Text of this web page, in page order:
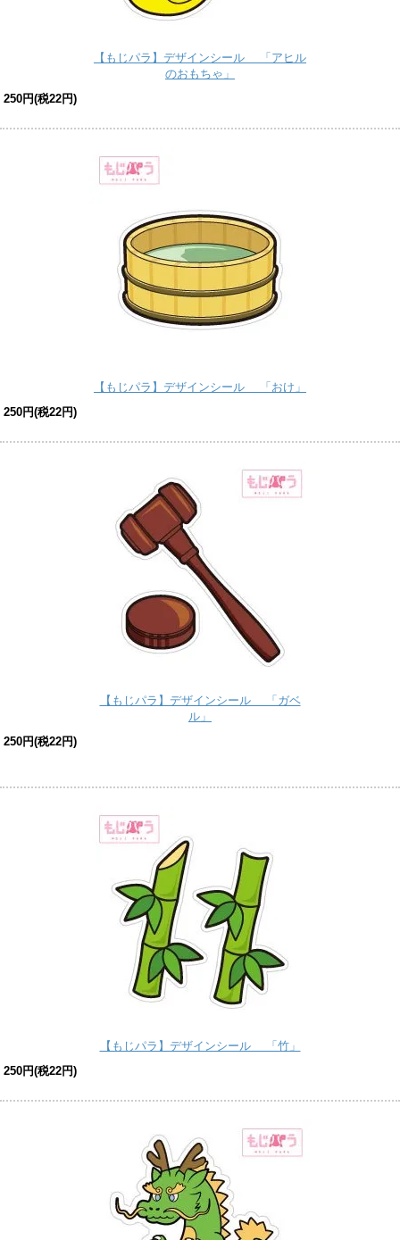
【もじパラ】デザインシール 「アヒル
のおもちゃ」
250円(税22円)
【もじパラ】デザインシール 「おけ」
250円(税22円)
【もじパラ】デザインシール 「ガベ
ル」
250円(税22円)
【もじパラ】デザインシール 「竹」
250円(税22円)